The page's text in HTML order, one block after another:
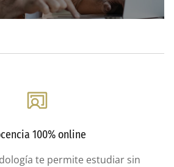
100% online
te permite estudiar sin